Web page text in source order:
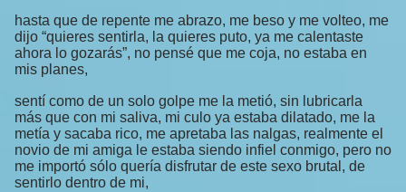
hasta que de repente me abrazo, me beso y me volteo, me
dijo “quieres sentirla, la quieres puto, ya me calentaste
ahora lo gozarás”, no pensé que me coja, no estaba en
mis planes,
sentí como de un solo golpe me la metió, sin lubricarla
más que con mi saliva, mi culo ya estaba dilatado, me la
metía y sacaba rico, me apretaba las nalgas, realmente el
novio de mi amiga le estaba siendo infiel conmigo, pero no
me importó sólo quería disfrutar de este sexo brutal, de
sentirlo dentro de mi,